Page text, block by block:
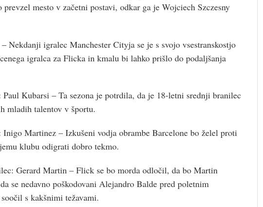
prevzel mesto v začetni postavi, odkar ga je Wojciech Szczesny
Nekdanji igralec Manchester Cityja se je s svojo vsestranskostjo
igralca za Flicka in kmalu bi lahko prišlo do podaljšanja
Kubarsi – Ta sezona je potrdila, da je 18-letni srednji branilec
mladih talentov v športu.
Martinez – Izkušeni vodja obrambe Barcelone bo želel proti
klubu odigrati dobro tekmo.
Gerard Martin – Flick se bo morda odločil, da bo Martin
se nedavno poškodovani Alejandro Balde pred poletnim
s kakšnimi težavami.